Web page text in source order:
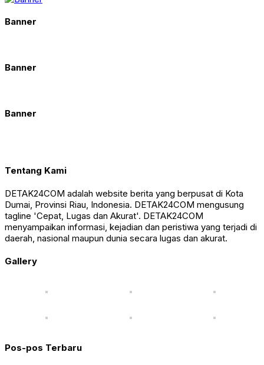
Banner
Banner
Banner
Tentang Kami
DETAK24COM adalah website berita yang berpusat di Kota
Dumai, Provinsi Riau, Indonesia. DETAK24COM mengusung
tagline 'Cepat, Lugas dan Akurat'. DETAK24COM
menyampaikan informasi, kejadian dan peristiwa yang terjadi di
daerah, nasional maupun dunia secara lugas dan akurat.
Gallery
Pos-pos Terbaru